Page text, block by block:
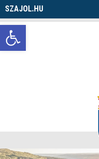
Eszköztár megnyitása
SZAJOL.HU